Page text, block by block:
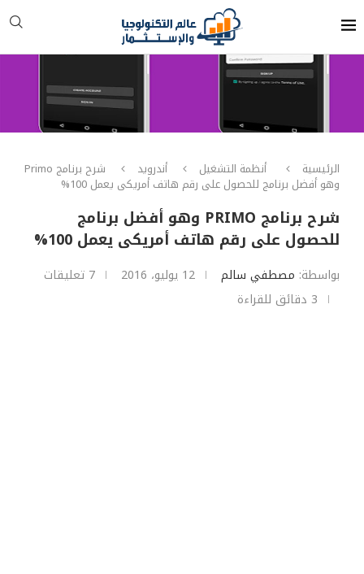
الرئيسية أنظمة التشغيل أندرويد شرح برنامج Primo
وهو أفضل برنامج للحصول على رقم هاتف أمريكى يعمل 100%
شرح برنامج PRIMO وهو أفضل برنامج
للحصول على رقم هاتف أمريكى يعمل 100%
بواسطة: مصطفي سالم 12 يوليو، 2016
7 تعليقات
3 دقائق للقراءة